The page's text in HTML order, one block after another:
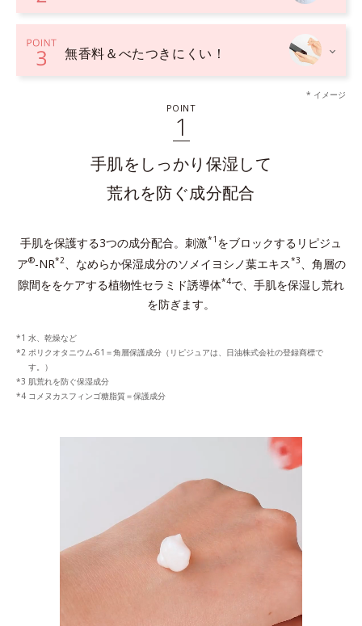
無香料＆べたつきにくい！
* イメージ
POINT
1
手肌をしっかり保湿して
荒れを防ぐ成分配合
手肌を保護する3つの成分配合。刺激*1 をブロックするリピジュ
ア®-NR*2、なめらか保湿成分のソメイヨシノ葉エキス*3
、角層の
隙間ををケアする植物性セラミド誘導体*4で、手肌を保湿し荒れ
を防ぎます。
水、乾燥など
ポリクオタニウム-61＝角層保護成分（リピジュアは、日油株式会社の登録商標で
す。）
肌荒れを防ぐ保湿成分
コメヌカスフィンゴ糖脂質＝保護成分